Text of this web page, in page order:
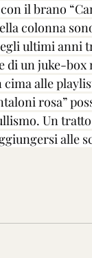
il brano
colonna
ultimi anni
un juke-
alle
rosa”
Un
alle